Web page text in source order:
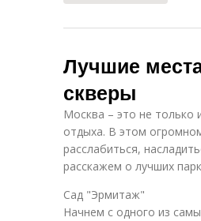
Лучшие
скверы
Москва – это не только
отдыха. В этом
расслабиться,
расскажем о лучших
Сад "Эрмитаж"
Начнем с одного из